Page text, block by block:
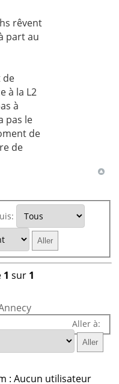
rêvent
part au
de
à la L2
à
pas le
de
de
1 sur 1
Aller à:
: Aucun utilisateur